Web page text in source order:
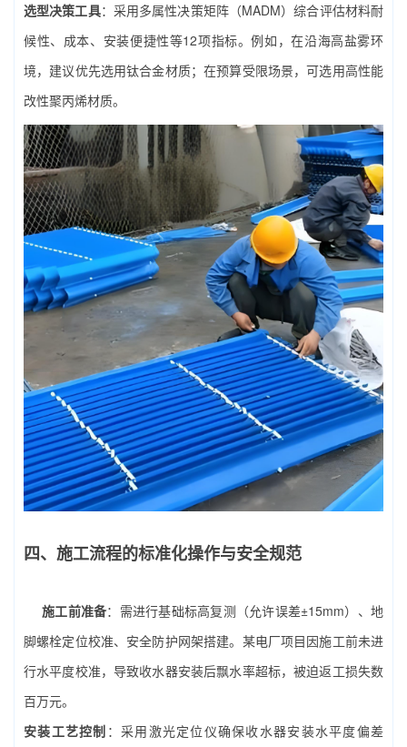
选型决策工具：采用多属性决策矩阵（MADM）综合评估材料耐
候性、成本、安装便捷性等12项指标。例如，在沿海高盐雾环
境，建议优先选用钛合金材质；在预算受限场景，可选用高性能
改性聚丙烯材质。
四、施工流程的标准化操作与安全规范
施工前准备：需进行基础标高复测（允许误差±15mm）、地
脚螺栓定位校准、安全防护网架搭建。某电厂项目因施工前未进
行水平度校准，导致收水器安装后飘水率超标，被迫返工损失数
百万元。
安装工艺控制 ：采用激光定位仪确保收水器安装水平度偏差